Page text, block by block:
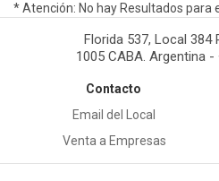
* Atención: No hay Resultados para
Florida 537, Local 384
1005 CABA. Argentina -
Contacto
Email del Local
Venta a Empresas